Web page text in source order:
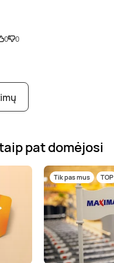
0 0
pat domėjosi
Tik pas mus TOP